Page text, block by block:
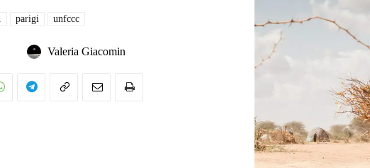
parigi unfccc
Valeria Giacomin